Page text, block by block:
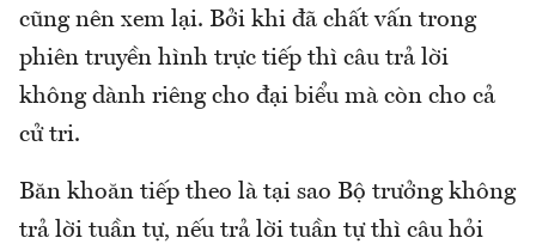
cũng nên xem lại. Bởi khi đã chất vấn trong
phiên truyền hình trực tiếp thì câu trả lời
không dành riêng cho đại biểu mà còn cho cả
cử tri.
Băn khoăn tiếp theo là tại sao Bộ trưởng không
trả lời tuần tự, nếu trả lời tuần tự thì câu hỏi